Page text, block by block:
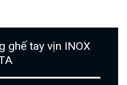
ghế tay vịn INOX